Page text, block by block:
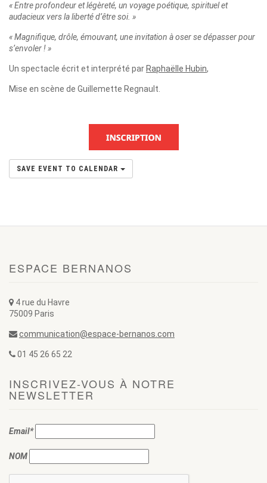
« Entre profondeur et légèreté, un voyage poétique, spirituel et
audacieux vers la liberté d’être soi. »
« Magnifique, drôle, émouvant, une invitation à oser se dépasser pour
s’envoler ! »
Un spectacle écrit et interprété par Raphaëlle Hubin,
Mise en scène de Guillemette Regnault.
SAVE EVENT TO CALENDAR
ESPACE BERNANOS
4 rue du Havre
75009 Paris
communication@espace-bernanos.com
01 45 26 65 22
INSCRIVEZ-VOUS À NOTRE
NEWSLETTER
Email*
NOM